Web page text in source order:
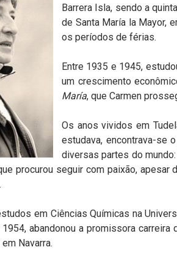
Barrera Isla, sendo a
de Santa María la Mayor,
os períodos de férias.
Entre 1935 e 1945,
um crescimento
María, que Carmen
Os anos vividos em
estudava, encontrava-se
diversas partes do
procurou seguir com paixão,
em Ciências Químicas na
abandonou a promissora
Navarra.